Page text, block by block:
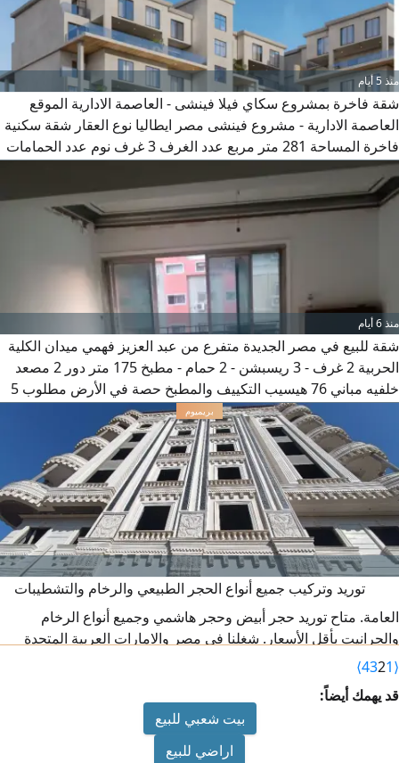
منذ 5 أيام
شقة فاخرة بمشروع سكاي فيلا فينشى - العاصمة الادارية الموقع
العاصمة الادارية - مشروع فينشى مصر ايطاليا نوع العقار شقة سكنية
فاخرة المساحة 281 متر مربع عدد الغرف 3 غرف نوم عدد الحمامات
3 حمامات غرفة خادمة / ناني جراج للسيارة نادي خاص بالمشروع
عرض استثنائي لشقة فاخرة تجمع بين الفخامة والراحة في قلب
العاصمة الادارية الجديدة. تتمتع الشقة بتصميم
منذ 6 أيام
شقة للبيع في مصر الجديدة متفرع من عبد العزيز فهمي ميدان الكلية
الحربية 2 غرف - 3 ريسبشن - 2 حمام - مطبخ 175 متر دور 2 مصعد
خلفيه مباني 76 هيسيب التكييف والمطبخ حصة في الأرض مطلوب 5
مليون 200 "صور ارشفيه
توريد وتركيب جميع أنواع الحجر الطبيعي والرخام والتشطيبات
العامة. متاح توريد حجر أبيض وحجر هاشمي وجميع أنواع الرخام
والجرانيت بأقل الأسعار. شغلنا في مصر والامارات العربية المتحدة
ومتاح تصدير لجميع الدول العربية. للتواصل⟨
1
2
3
4
⟩
قد يهمك أيضاً:
بيت شعبي للبيع
اراضي للبيع